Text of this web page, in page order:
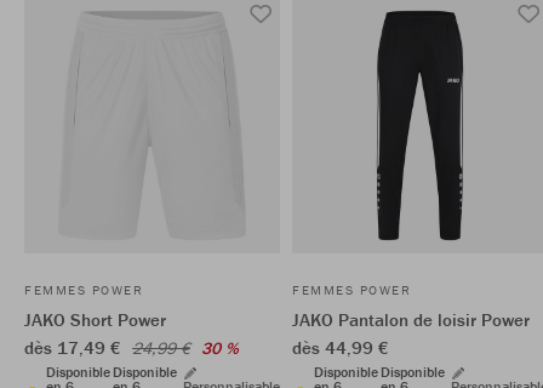
FEMMES POWER
JAKO Short Power
dès 17,49 € 24,99 € 30 %
Disponible Disponible
FEMMES POWER
JAKO Pantalon de loisir Power
dès 44,99 €
Disponible Disponible